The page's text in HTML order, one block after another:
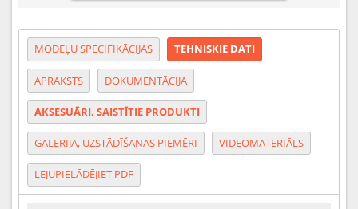
MODEĻU SPECIFIKĀCIJAS TEHNISKIE DATI
APRAKSTS DOKUMENTĀCIJA
AKSESUĀRI, SAISTĪTIE PRODUKTI
GALERIJA, UZSTĀDĪŠANAS PIEMĒRI VIDEOMATERIĀLS
LEJUPIELĀDĒJIET PDF